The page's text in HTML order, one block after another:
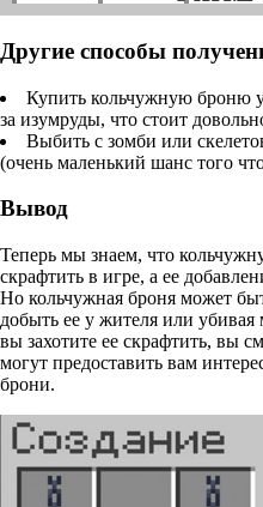
Другие способы
Купить кольчужную броню
за изумруды, что стоит
Выбить с зомби или
(очень маленький шанс того
Вывод
Теперь мы знаем, что
скрафтить в игре, а ее
Но кольчужная броня может
добыть ее у жителя или
вы захотите ее скрафтить, вы
могут предоставить вам
брони.